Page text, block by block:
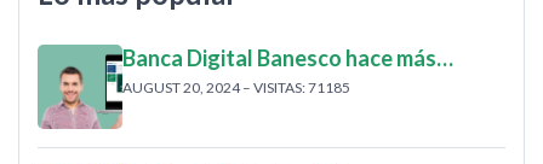
Banca Digital Banesco hace más…
AUGUST 20, 2024 – VISITAS: 71185